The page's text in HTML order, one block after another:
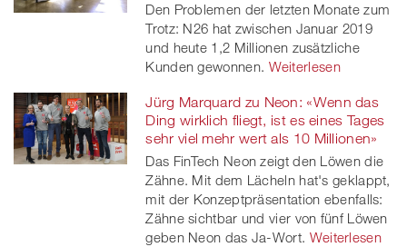
Den Problemen der letzten Monate zum
Trotz: N26 hat zwischen Januar 2019
und heute 1,2 Millionen zusätzliche
Kunden gewonnen. Weiterlesen
Jürg Marquard zu Neon: «Wenn das
Ding wirklich fliegt, ist es eines Tages
sehr viel mehr wert als 10 Millionen»
Das FinTech Neon zeigt den Löwen die
Zähne. Mit dem Lächeln hat's geklappt,
mit der Konzeptpräsentation ebenfalls:
Zähne sichtbar und vier von fünf Löwen
geben Neon das Ja-Wort. Weiterlesen